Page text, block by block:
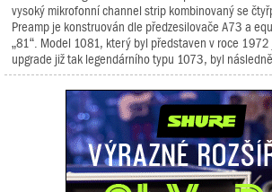
vysoký mikrofonní channel strip kombinovaný se
Preamp je konstruován dle předzesilovače A73 a
„81“. Model 1081, který byl představen v roce
upgrade již tak legendárního typu 1073, byl následně